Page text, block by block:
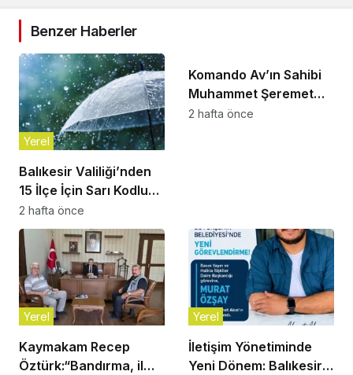
Benzer Haberler
Balıkesir Valiliği’nden
15 İlçe İçin Sarı Kodlu
Gök Gürültülü Sağanak
Uyarısı!
Yerel
2 hafta önce
Komando Av’ın Sahibi
Muhammet Şeremet
Son Yolculuğuna
2 hafta önce
Kaymakam Recep
Öztürk:“Bandırma, il
Yerel
İletişim Yönetiminde
Yeni Dönem: Balıkesir
Yerel